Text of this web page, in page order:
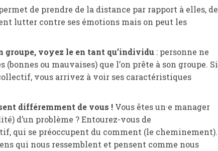
de prendre de la distance par rapport à elles, de
lutter contre ses émotions mais on peut les
groupe, voyez le en tant qu’individu: personne ne
ou mauvaises) que l’on prête à son groupe. Si
vous arrivez à voir ses caractéristiques
différemment de vous !Vous êtes un·e manager
d’un problème ? Entourez-vous de
qui se préoccupent du comment (le cheminement).
qui nous ressemblent et pensent comme nous